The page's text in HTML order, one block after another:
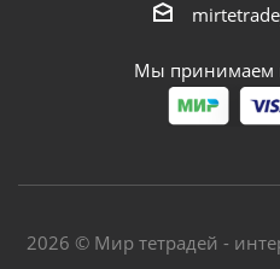
Мы принимаем
2026 © Мир тетрадей -